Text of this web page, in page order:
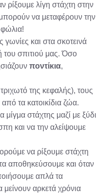
ρίξουμε λίγη στάχτη στην
να μεταφέρουν την
γωνίες και στα σκοτεινά
του σπιτιού μας. Όσο
ποντίκια,
της κεφαλής), τους
τα κατοικίδια ζώα.
στάχτης μαζί με ξύδι
και να την αλείψουμε
να ρίξουμε στάχτη
αποθηκεύσουμε και όταν
απλά τα
αρκετά χρόνια